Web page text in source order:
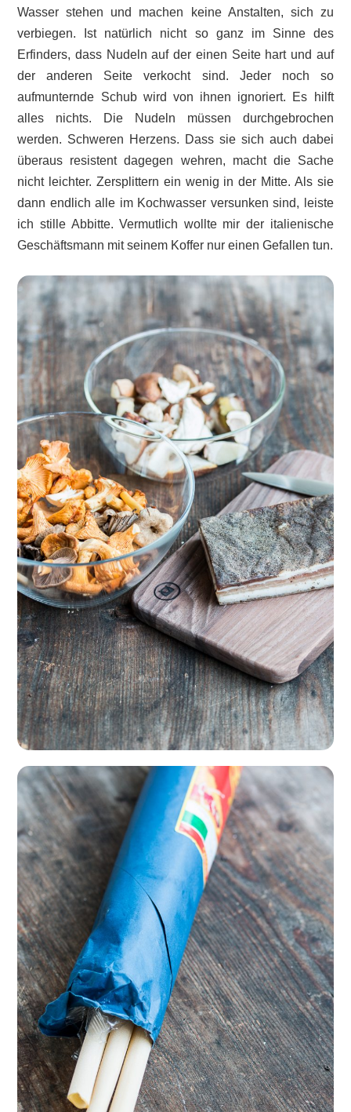
Wasser stehen und machen keine Anstalten, sich zu
verbiegen. Ist natürlich nicht so ganz im Sinne des
Erfinders, dass Nudeln auf der einen Seite hart und auf
der anderen Seite verkocht sind. Jeder noch so
aufmunternde Schub wird von ihnen ignoriert. Es hilft
alles nichts. Die Nudeln müssen durchgebrochen
werden. Schweren Herzens. Dass sie sich auch dabei
überaus resistent dagegen wehren, macht die Sache
nicht leichter. Zersplittern ein wenig in der Mitte. Als sie
dann endlich alle im Kochwasser versunken sind, leiste
ich stille Abbitte. Vermutlich wollte mir der italienische
Geschäftsmann mit seinem Koffer nur einen Gefallen tun.